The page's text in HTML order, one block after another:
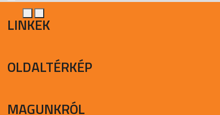
LINKEK
OLDALTÉRKÉP
MAGUNKRÓL